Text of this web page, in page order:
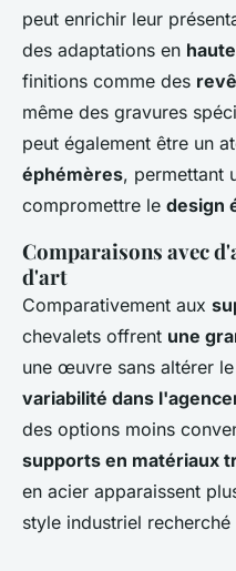
peut enrichir leur
des adaptations en
finitions comme des
même des gravures
peut également être un
éphémères, permettant
compromettre le design
Comparaisons avec
d'art
Comparativement aux
chevalets offrent une
une œuvre sans altérer
variabilité dans
des options moins
supports en matériaux
en acier apparaissent
style industriel